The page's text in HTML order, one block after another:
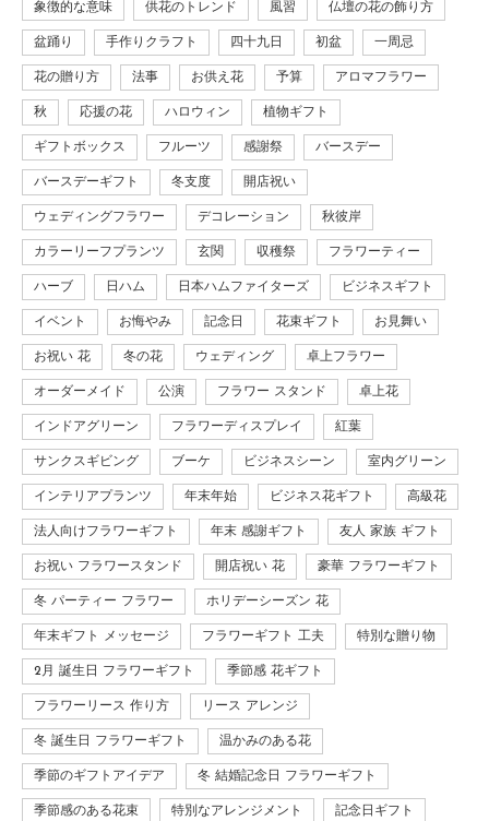
象徴的な意味 供花のトレンド 風習 仏壇の花の飾り方
盆踊り 手作りクラフト 四十九日 初盆 一周忌
花の贈り方 法事 お供え花 予算 アロマフラワー
秋 応援の花 ハロウィン 植物ギフト
ギフトボックス フルーツ 感謝祭 バースデー
バースデーギフト 冬支度 開店祝い
ウェディングフラワー デコレーション 秋彼岸
カラーリーフプランツ 玄関 収穫祭 フラワーティー
ハーブ 日ハム 日本ハムファイターズ ビジネスギフト
イベント お悔やみ 記念日 花束ギフト お見舞い
お祝い 花 冬の花 ウェディング 卓上フラワー
オーダーメイド 公演 フラワー スタンド 卓上花
インドアグリーン フラワーディスプレイ 紅葉
サンクスギビング ブーケ ビジネスシーン 室内グリーン
インテリアプランツ 年末年始 ビジネス花ギフト 高級花
法人向けフラワーギフト 年末 感謝ギフト 友人 家族 ギフト
お祝い フラワースタンド 開店祝い 花 豪華 フラワーギフト
冬 パーティー フラワー ホリデーシーズン 花
年末ギフト メッセージ フラワーギフト 工夫 特別な贈り物
2月 誕生日 フラワーギフト 季節感 花ギフト
フラワーリース 作り方 リース アレンジ
冬 誕生日 フラワーギフト 温かみのある花
季節のギフトアイデア 冬 結婚記念日 フラワーギフト
季節感のある花束 特別なアレンジメント 記念日ギフト